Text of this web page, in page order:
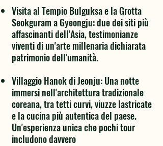
Visita al Tempio Bulguksa e la Grotta
Seokguram a Gyeongju: due dei siti più
affascinanti dell'Asia, testimonianze
viventi di un'arte millenaria dichiarata
patrimonio dell'umanità.
Villaggio Hanok di Jeonju: Una notte
immersi nell'architettura tradizionale
coreana, tra tetti curvi, viuzze lastricate
e la cucina più autentica del paese.
Un'esperienza unica che pochi tour
includono davvero